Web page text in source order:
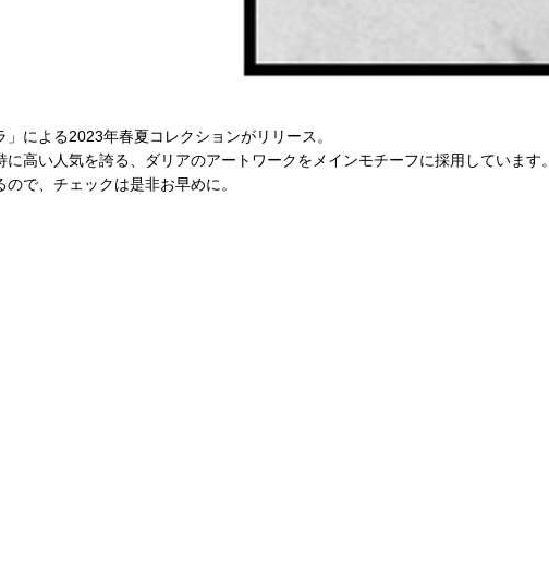
」による2023年春夏コレクションがリリース。
高い人気を誇る、ダリアのアートワークをメインモチーフに採用しています。
で、チェックは是非お早めに。